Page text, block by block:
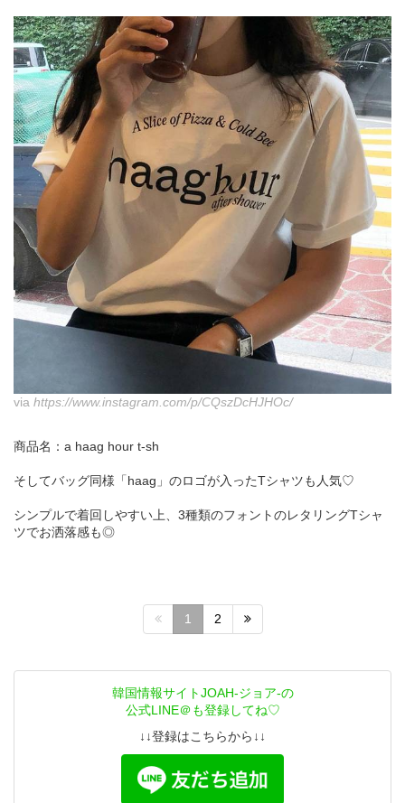
via https://www.instagram.com/p/CQszDcHJHOc/
商品名：a haag hour t-sh
そしてバッグ同様「haag」のロゴが入ったTシャツも人気♡
シンプルで着回しやすい上、3種類のフォントのレタリングTシャ
ツでお洒落感も◎
1 2
韓国情報サイトJOAH-ジョア-の
公式LINE＠も登録してね♡
↓↓登録はこちらから↓↓